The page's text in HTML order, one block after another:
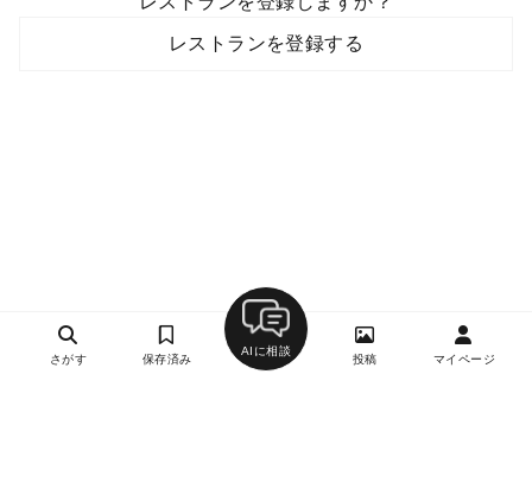
レストランを登録する
さがす 保存済み
AIに相談
投稿 マイページ